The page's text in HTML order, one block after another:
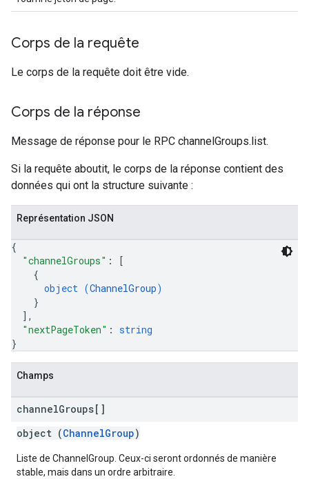
Corps de la requête
Le corps de la requête doit être vide.
Corps de la réponse
Message de réponse pour le RPC channelGroups.list.
Si la requête aboutit, le corps de la réponse contient des
données qui ont la structure suivante :
Représentation JSON
{
"channelGroups" :
[
{
object (ChannelGroup)
}
] ,
"nextPageToken" : string
}
Champs
channelGroups[]
object (ChannelGroup)
Liste de ChannelGroup. Ceux-ci seront ordonnés de manière
stable, mais dans un ordre arbitraire.